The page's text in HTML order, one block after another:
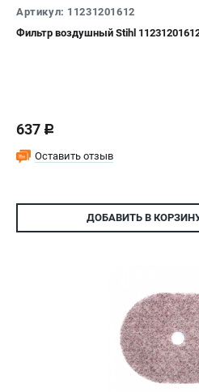
Артикул: 11231201612
Фильтр воздушный Stihl
637 c
Оставить отзыв
ДОБАВИТЬ В